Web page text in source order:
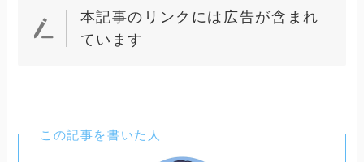
本記事のリンクには広告が含まれ
ています
この記事を書いた人